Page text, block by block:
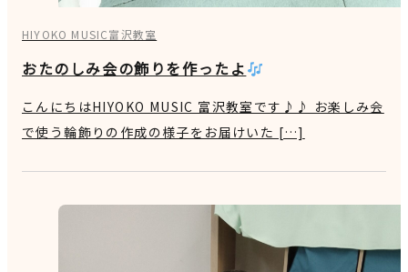
HIYOKO MUSIC富沢教室
おたのしみ会の飾りを作ったよ
こんにちはHIYOKO MUSIC 富沢教室です♪♪ お楽しみ会
で使う輪飾りの作成の様子をお届けいた […]